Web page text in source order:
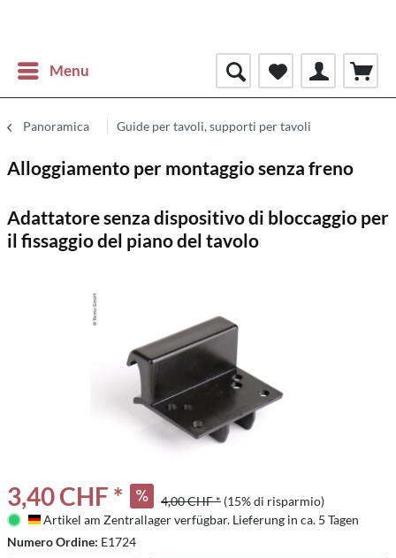
Menu
Panoramica Guide per tavoli, supporti per tavoli
Alloggiamento per montaggio senza freno
Adattatore senza dispositivo di bloccaggio per
il fissaggio del piano del tavolo
3,40 CHF * 4,00 CHF * (15% di risparmio)
Deutschland
Artikel am Zentrallager verfügbar. Lieferung in ca. 5 Tagen
Numero Ordine: E1724